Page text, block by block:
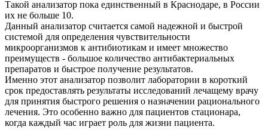
Такой анализатор пока единственный в Краснодаре, в России
их не больше 10.
Данный анализатор считается самой надежной и быстрой
системой для определения чувствительности
микроорганизмов к антибиотикам и имеет множество
преимуществ - большое количество антибактериальных
препаратов и быстрое получение результатов.
Именно этот анализатор позволит лаборатории в короткий
срок предоставлять результаты исследований лечащему врачу
для принятия быстрого решения о назначении рационального
лечения. Это особенно важно для пациентов стационара,
когда каждый час играет роль для жизни пациента.